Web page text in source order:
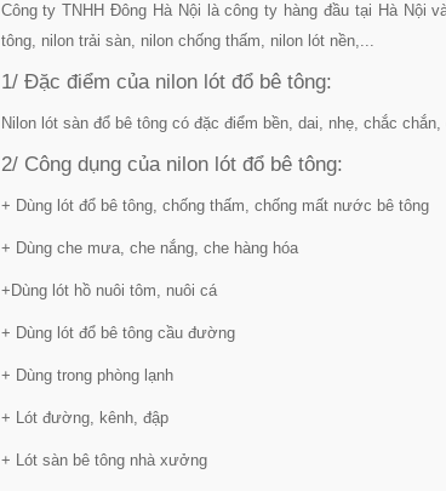
Công ty TNHH Đông Hà Nội là công ty hàng đầu tại Hà Nội
tông, nilon trải sàn, nilon chống thấm, nilon lót nền,...
1/ Đặc điểm của nilon lót đổ bê tông:
Nilon lót sàn đổ bê tông có đặc điểm bền, dai, nhẹ, chắc
2/ Công dụng của nilon lót đổ bê tông:
+ Dùng lót đổ bê tông, chống thấm, chống mất nước bê tông
+ Dùng che mưa, che nắng, che hàng hóa
+Dùng lót hồ nuôi tôm, nuôi cá
+ Dùng lót đổ bê tông cầu đường
+ Dùng trong phòng lạnh
+ Lót đường, kênh, đập
+ Lót sàn bê tông nhà xưởng